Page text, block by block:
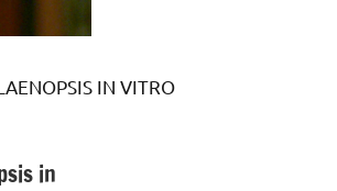
IN VITRO
in